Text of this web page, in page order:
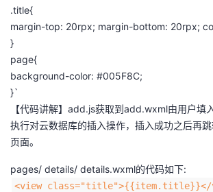
.title{
margin-top: 20rpx; margin-bottom: 20rpx;
}
page{
background-color: #005F8C;
}`
【代码讲解】add.js获取到add.wxml由用户填
执行对云数据库的插入操作，插入成功之后再
页面。
pages/ details/ details.wxml的代码如下:
<view class="title">{{item.title}}</